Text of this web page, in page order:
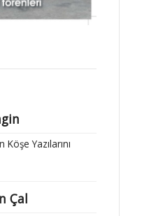
Köşe Yazılarını
Çal